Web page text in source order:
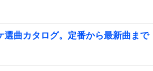
選曲カタログ。定番から最新曲まで